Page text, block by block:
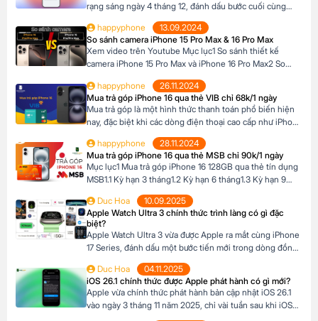
rạng sáng ngày 4 tháng 12, đánh dấu bước cuối cùng
trước khi bản cập nhật chính thức đến tay người dùng.
Phiên bản này mang đến một số cải tiến thú vị, tập trung
vào việc nâng cao trải nghiệm người dùng […]
happyphone
13.09.2024
So sánh camera iPhone 15 Pro Max & 16 Pro Max
Xem video trên Youtube Mục lục1 So sánh thiết kế
camera iPhone 15 Pro Max và iPhone 16 Pro Max2 So
So sánh khả năng quay video của iPhone 15 Pro Max và
iPhone 16 Pro Max4 Nút Camera control trên iPhone 16
Pro […]
happyphone
26.11.2024
Mua trả góp iPhone 16 qua thẻ VIB chỉ 68k/1 ngày
Mua trả góp là một hình thức thanh toán phổ biến hiện
nay, đặc biệt khi các dòng điện thoại cao cấp như iPhone
đủ điều kiện tài chính để thanh toán một lần. Tại Happy
Phone, chương trình trả góp iPhone 16 […]
happyphone
28.11.2024
Mua trả góp iPhone 16 qua thẻ MSB chỉ 90k/1 ngày
Mục lục1 Mua trả góp iPhone 16 128GB qua thẻ tín dụng
MSB1.1 Kỳ hạn 3 tháng1.2 Kỳ hạn 6 tháng1.3 Kỳ hạn 9
qua thẻ tín dụng MSB Đừng bỏ lỡ cơ hội sở hữu iPhone
16 128GB với mức giá hấp dẫn […]
Duc Hoa
10.09.2025
Apple Watch Ultra 3 chính thức trình làng có gì đặc
biệt?
Apple Watch Ultra 3 vừa được Apple ra mắt cùng iPhone
17 Series, đánh dấu một bước tiến mới trong dòng đồng
phiêu lưu. Với thiết kế chắc chắn, tính năng theo dõi sức
khỏe vượt trội và thời lượng pin ấn tượng, […]
Duc Hoa
04.11.2025
iOS 26.1 chính thức được Apple phát hành có gì mới?
Apple vừa chính thức phát hành bản cập nhật iOS 26.1
vào ngày 3 tháng 11 năm 2025, chỉ vài tuần sau khi iOS
26 ra mắt. Đây là bản cập nhật đầu tiên lớn cho hệ điều